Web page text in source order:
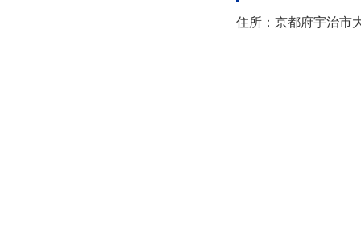
住所：京都府宇治市